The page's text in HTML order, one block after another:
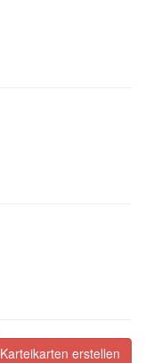
Karteikarten erstellen